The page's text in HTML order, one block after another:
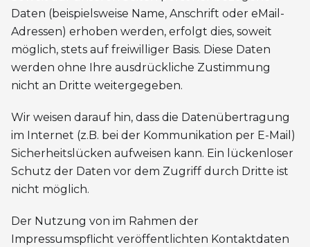
Daten (beispielsweise Name, Anschrift oder eMail-
Adressen) erhoben werden, erfolgt dies, soweit
möglich, stets auf freiwilliger Basis. Diese Daten
werden ohne Ihre ausdrückliche Zustimmung
nicht an Dritte weitergegeben.
Wir weisen darauf hin, dass die Datenübertragung
im Internet (z.B. bei der Kommunikation per E-Mail)
Sicherheitslücken aufweisen kann. Ein lückenloser
Schutz der Daten vor dem Zugriff durch Dritte ist
nicht möglich.
Der Nutzung von im Rahmen der
Impressumspflicht veröffentlichten Kontaktdaten